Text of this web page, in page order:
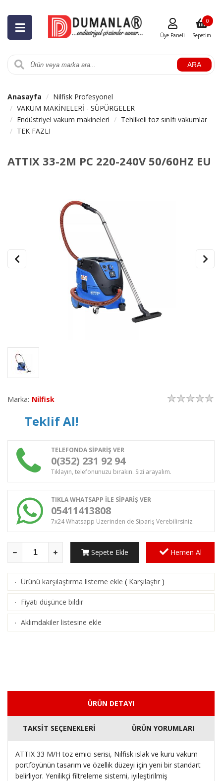
ARA
Üye Paneli Sepetim
0
Anasayfa
Nilfisk Profesyonel
VAKUM MAKİNELERİ - SÜPÜRGELER
Endüstriyel vakum makineleri
Tehlikeli toz sınIfı vakumlar
TEK FAZLI
ATTIX 33-2M PC 220-240V 50/60HZ EU
Marka: Nilfisk
Teklif Al!
TELEFONDA SİPARİŞ VER
0(352) 231 92 94
Tıklayın, telefonunuzu bırakın. Sizi arayalım.
TIKLA WHATSAPP İLE SİPARİŞ VER
05411413808
7x24 Whatsapp Üzerinden de Sipariş Verebilirsiniz.
Sepete Ekle Hemen Al
· Ürünü karşılaştırma listeme ekle ( Karşılaştır )
· Fiyatı düşünce bildir
· Aklımdakiler listesine ekle
ÜRÜN DETAYI
TAKSİT SEÇENEKLERİ ÜRÜN YORUMLARI
ATTIX 33 M/H toz emici serisi, Nilfisk ıslak ve kuru vakum
portföyünün tasarım ve özellik düzeyi için yeni bir standart
belirliyor. Yenilikçi filtreleme sistemi, iyileştirilmiş